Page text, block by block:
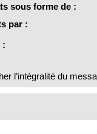
sous forme de :
par :
:
l’intégralité du